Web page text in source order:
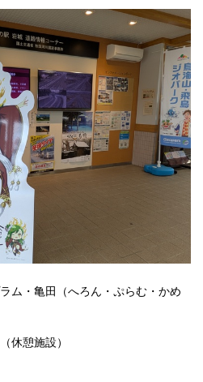
ム・亀田（へろん・ぷらむ・かめ
休憩施設）